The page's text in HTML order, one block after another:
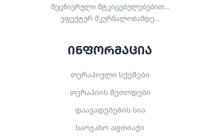
მეცნიერული მტკიცებულებებით…
ეფექტურ მკურნალობამდე…
ინფორმაცია
თერაპიული სქემები
თერაპიის მეთოდები
დაავადებების სია
საოჯახო აფთიაქი